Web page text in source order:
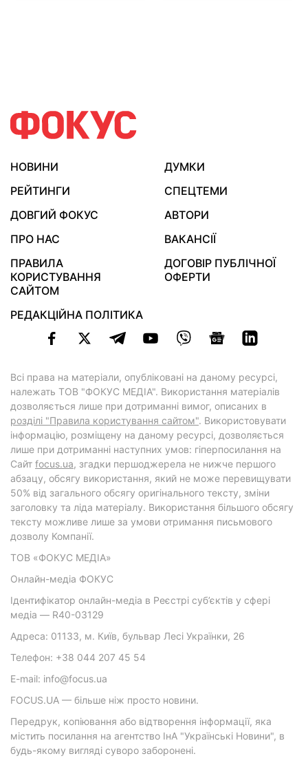
НОВИНИ
ДУМКИ
РЕЙТИНГИ
СПЕЦТЕМИ
ДОВГИЙ ФОКУС
АВТОРИ
ПРО НАС
ВАКАНСІЇ
ПРАВИЛА
КОРИСТУВАННЯ
САЙТОМ
ДОГОВІР ПУБЛІЧНОЇ
ОФЕРТИ
РЕДАКЦІЙНА ПОЛІТИКА
Всі права на матеріали, опубліковані на даному ресурсі,
належать ТОВ "ФОКУС МЕДІА". Використання матеріалів
дозволяється лише при дотриманні вимог, описаних в
розділі "Правила користування сайтом". Використовувати
інформацію, розміщену на даному ресурсі, дозволяється
лише при дотриманні наступних умов: гіперпосилання на
Cайт focus.ua, згадки першоджерела не нижче першого
абзацу, обсягу використання, який не може перевищувати
50% від загального обсягу оригінального тексту, зміни
заголовку та ліда матеріалу. Використання більшого обсягу
тексту можливе лише за умови отримання письмового
дозволу Компанії.
ТОВ «ФОКУС МЕДІА»
Онлайн-медіа ФОКУС
Ідентифікатор онлайн-медіа в Реєстрі суб’єктів у сфері
медіа — R40-03129
Адреса: 01133, м. Київ, бульвар Лесі Українки, 26
Телефон: +38 044 207 45 54
E-mail: info@focus.ua
FOCUS.UA — більше ніж просто новини.
Передрук, копіювання або відтворення інформації, яка
містить посилання на агентство ІнА "Українські Новини", в
будь-якому вигляді суворо заборонені.